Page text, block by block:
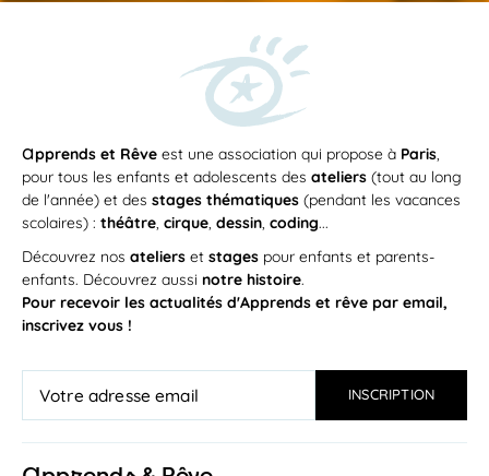
apprends et Rêve est une association qui propose à Paris,
pour tous les enfants et adolescents des ateliers (tout au long
de l'année) et des stages thématiques (pendant les vacances
scolaires) : théâtre, cirque, dessin, coding...
Découvrez nos ateliers et stages pour enfants et parents-
enfants. Découvrez aussi notre histoire.
Pour recevoir les actualités d'Apprends et rêve par email,
inscrivez vous !